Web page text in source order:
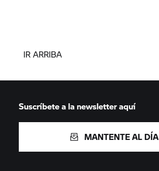
IR ARRIBA
Suscríbete a la newsletter aquí
MANTENTE AL DÍA